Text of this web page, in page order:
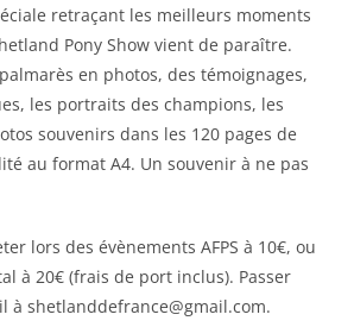
retraçant les meilleurs moments
Pony Show vient de paraître.
en photos, des témoignages,
les portraits des champions, les
souvenirs dans les 120 pages de
au format A4. Un souvenir à ne pas
lors des évènements AFPS à 10€, ou
à 20€ (frais de port inclus). Passer
àshetlanddefrance@gmail.com.